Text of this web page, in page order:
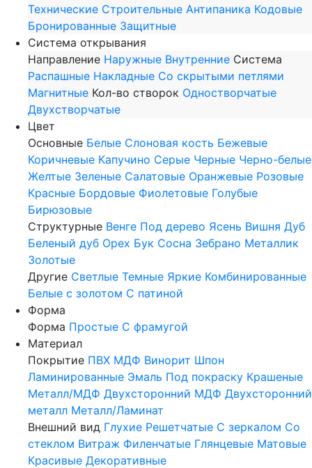
Технические Строительные Антипаника Кодовые
Бронированные Защитные
Система открывания
Направление Наружные Внутренние Система
Распашные Накладные Со скрытыми петлями
Магнитные Кол-во створок Одностворчатые
Двухстворчатые
Цвет
Основные Белые Слоновая кость Бежевые
Коричневые Капучино Серые Черные Черно-белые
Желтые Зеленые Салатовые Оранжевые Розовые
Красные Бордовые Фиолетовые Голубые
Бирюзовые
Структурные Венге Под дерево Ясень Вишня Дуб
Беленый дуб Орех Бук Сосна Зебрано Металлик
Золотые
Другие Светлые Темные Яркие Комбинированные
Белые с золотом С патиной
Форма
Форма Простые С фрамугой
Материал
Покрытие ПВХ МДФ Винорит Шпон
Ламинированные Эмаль Под покраску Крашеные
Металл/МДФ Двухсторонний МДФ Двухсторонний
металл Металл/Ламинат
Внешний вид Глухие Решетчатые С зеркалом Со
стеклом Витраж Филенчатые Глянцевые Матовые
Красивые Декоративные